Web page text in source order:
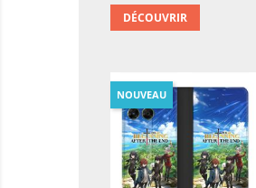
DÉCOUVRIR
NOUVEAU